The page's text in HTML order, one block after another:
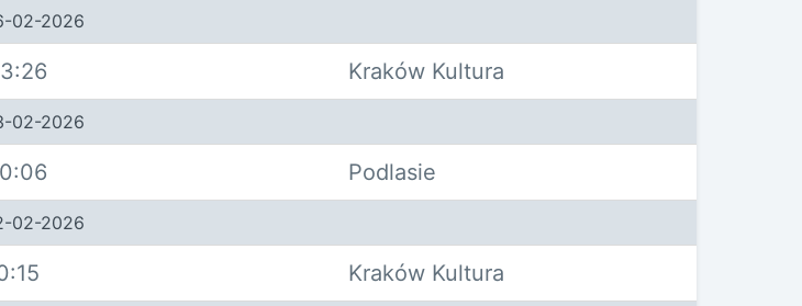
02-2026
Kraków Kultura
02-2026
Podlasie
02-2026
Kraków Kultura